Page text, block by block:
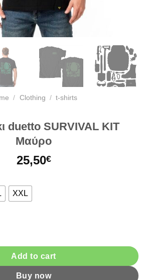
/ Clothing / t-shirts
duetto SURVIVAL KIT
Μαύρο
25,50€
XXL
KIT Μαύρο quantity
Add to cart
Buy now